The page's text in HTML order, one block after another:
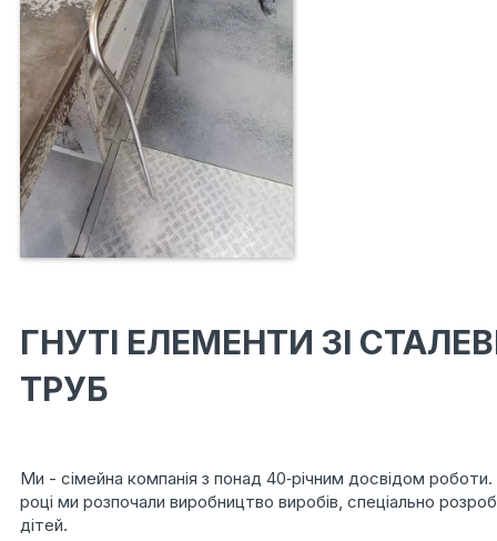
ГНУТІ ЕЛЕМЕНТИ ЗІ
ТРУБ
Ми - сімейна компанія з понад 40‑річним досвідом роботи.
році ми розпочали виробництво виробів, спеціально
дітей.